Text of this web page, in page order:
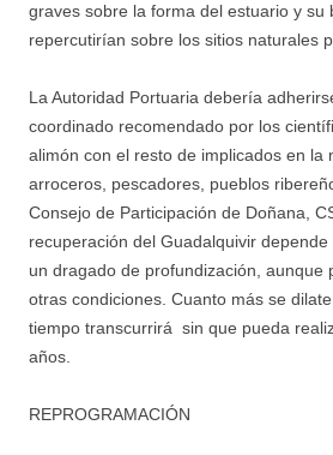
graves sobre la forma del estuario y su
repercutirían sobre los sitios naturales
La Autoridad Portuaria debería
coordinado recomendado por los
alimón con el resto de implicados en la
arroceros, pescadores, pueblos
Consejo de Participación de Doñana,
recuperación del Guadalquivir
un dragado de profundización, aunque
otras condiciones. Cuanto más se
tiempo transcurrirá sin que pueda
años.
REPROGRAMACIÓN